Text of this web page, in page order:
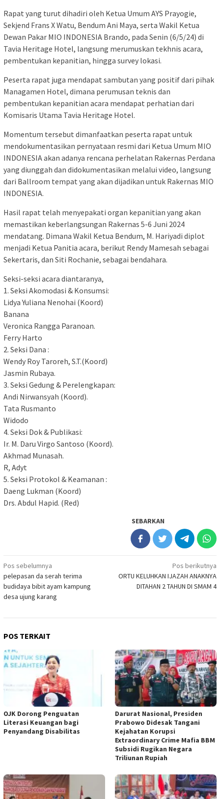
Rapat yang turut dihadiri oleh Ketua Umum AYS Prayogie,
Sekjend Frans X Watu, Bendum Ani Maya, serta Wakil Ketua
Dewan Pakar MIO INDONESIA Brando, pada Senin (6/5/24) di
Tavia Heritage Hotel, langsung merumuskan tekhnis acara,
pembentukan kepanitian, hingga survey lokasi.
Peserta rapat juga mendapat sambutan yang positif dari pihak
Managamen Hotel, dimana perumusan teknis dan
pembentukan kepanitian acara mendapat perhatian dari
Komisaris Utama Tavia Heritage Hotel.
Momentum tersebut dimanfaatkan peserta rapat untuk
mendokumentasikan pernyataan resmi dari Ketua Umum MIO
INDONESIA akan adanya rencana perhelatan Rakernas Perdana
yang diunggah dan didokumentasikan melalui video, langsung
dari Ballroom tempat yang akan dijadikan untuk Rakernas MIO
INDONESIA.
Hasil rapat telah menyepakati organ kepanitian yang akan
memastikan keberlangsungan Rakernas 5-6 Juni 2024
mendatang. Dimana Wakil Ketua Bendum, M. Hariyadi diplot
menjadi Ketua Panitia acara, berikut Rendy Mamesah sebagai
Sekertaris, dan Siti Rochanie, sebagai bendahara.
Seksi-seksi acara diantaranya,
1. Seksi Akomodasi & Konsumsi:
Lidya Yuliana Nenohai (Koord)
Banana
Veronica Rangga Paranoan.
Ferry Harto
2. Seksi Dana :
Wendy Roy Taroreh, S.T.(Koord)
Jasmin Rubaya.
3. Seksi Gedung & Perelengkapan:
Andi Nirwansyah (Koord).
Tata Rusmanto
Widodo
4. Seksi Dok & Publikasi:
Ir. M. Daru Virgo Santoso (Koord).
Akhmad Munasah.
R, Adyt
5. Seksi Protokol & Keamanan :
Daeng Lukman (Koord)
Drs. Abdul Hapid. (Red)
SEBARKAN
Navigasi
pos
Pos sebelumnya
pelepasan da serah terima
budidaya bibit ayam kampung
desa ujung karang
Pos berikutnya
ORTU KELUHKAN IJAZAH ANAKNYA
DITAHAN 2 TAHUN DI SMAM 4
POS TERKAIT
OJK Dorong Penguatan
Literasi Keuangan bagi
Penyandang Disabilitas
Darurat Nasional, Presiden
Prabowo Didesak Tangani
Kejahatan Korupsi
Extraordinary Crime Mafia BBM
Subsidi Rugikan Negara
Triliunan Rupiah